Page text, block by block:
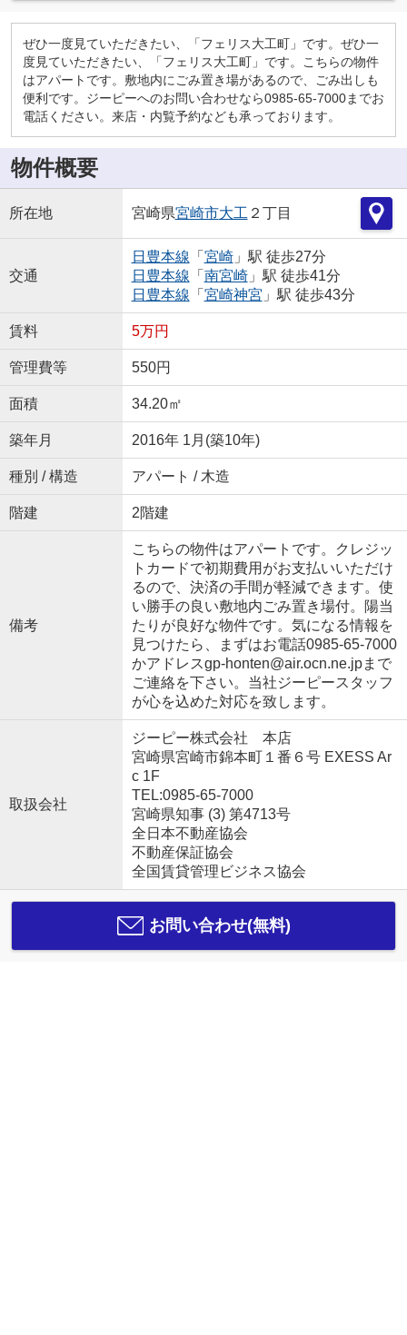
ぜひ一度見ていただきたい、「フェリス大工町」です。ぜひ一
度見ていただきたい、「フェリス大工町」です。こちらの物件
はアパートです。敷地内にごみ置き場があるので、ごみ出しも
便利です。ジーピーへのお問い合わせなら0985-65-7000までお
電話ください。来店・内覧予約なども承っております。
物件概要
所在地 宮崎県宮崎市大工 ２丁目
交通
日豊本線 「 宮崎」駅 徒歩27分
日豊本線 「 南宮崎」駅 徒歩41分
日豊本線 「 宮崎神宮 」駅 徒歩43分
賃料 5万円
管理費等 550円
面積 34.20㎡
築年月 2016年 1月(築10年)
種別 / 構造 アパート / 木造
階建 2階建
備考
こちらの物件はアパートです。クレジッ
トカードで初期費用がお支払いいただけ
るので、決済の手間が軽減できます。使
い勝手の良い敷地内ごみ置き場付。陽当
たりが良好な物件です。気になる情報を
見つけたら、まずはお電話0985-65-7000
かアドレスgp-honten@air.ocn.ne.jpまで
ご連絡を下さい。当社ジーピースタッフ
が心を込めた対応を致します。
取扱会社
ジーピー株式会社 本店
宮崎県宮崎市錦本町１番６号 EXESS Ar
c 1F
TEL:0985-65-7000
宮崎県知事 (3) 第4713号
全日本不動産協会
不動産保証協会
全国賃貸管理ビジネス協会
お問い合わせ(無料)